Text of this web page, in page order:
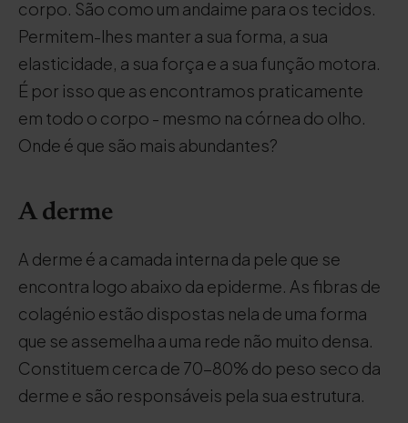
corpo. São como um andaime para os tecidos.
Permitem-lhes manter a sua forma, a sua
elasticidade, a sua força e a sua função motora.
É por isso que as encontramos praticamente
em todo o corpo - mesmo na córnea do olho.
Onde é que são mais abundantes?
A derme
A derme é a camada interna da pele que se
encontra logo abaixo da epiderme. As fibras de
colagénio estão dispostas nela de uma forma
que se assemelha a uma rede não muito densa.
Constituem cerca de 70-80% do peso seco da
derme e são responsáveis pela sua estrutura.